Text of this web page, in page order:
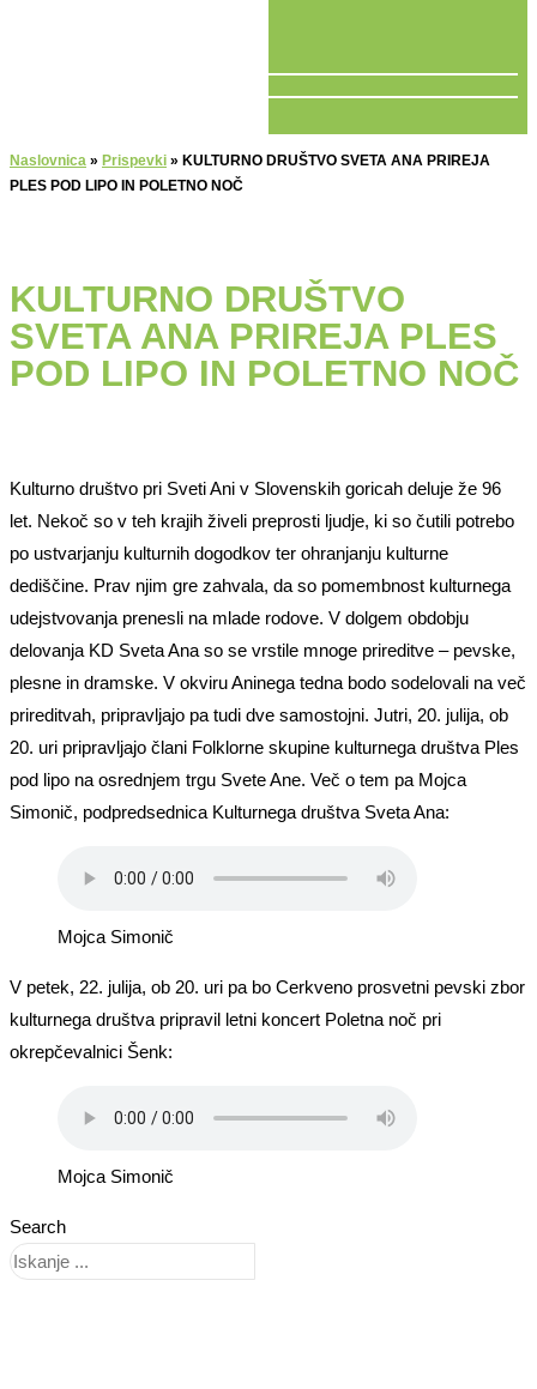
Naslovnica » Prispevki » KULTURNO DRUŠTVO SVETA ANA PRIREJA
PLES POD LIPO IN POLETNO NOČ
KULTURNO DRUŠTVO
SVETA ANA PRIREJA PLES
POD LIPO IN POLETNO NOČ
Kulturno društvo pri Sveti Ani v Slovenskih goricah deluje že 96
let. Nekoč so v teh krajih živeli preprosti ljudje, ki so čutili potrebo
po ustvarjanju kulturnih dogodkov ter ohranjanju kulturne
dediščine. Prav njim gre zahvala, da so pomembnost kulturnega
udejstvovanja prenesli na mlade rodove. V dolgem obdobju
delovanja KD Sveta Ana so se vrstile mnoge prireditve – pevske,
plesne in dramske. V okviru Aninega tedna bodo sodelovali na več
prireditvah, pripravljajo pa tudi dve samostojni. Jutri, 20. julija, ob
20. uri pripravljajo člani Folklorne skupine kulturnega društva Ples
pod lipo na osrednjem trgu Svete Ane. Več o tem pa Mojca
Simonič, podpredsednica Kulturnega društva Sveta Ana:
Mojca Simonič
V petek, 22. julija, ob 20. uri pa bo Cerkveno prosvetni pevski zbor
kulturnega društva pripravil letni koncert Poletna noč pri
okrepčevalnici Šenk:
Mojca Simonič
Search